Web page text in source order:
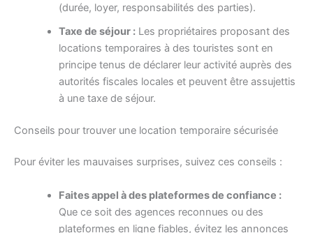
(durée, loyer, responsabilités des parties).
Taxe de séjour :Les propriétaires proposant des
locations temporaires à des touristes sont en
principe tenus de déclarer leur activité auprès des
autorités fiscales locales et peuvent être assujettis
à une taxe de séjour.
Conseils pour trouver une location temporaire sécurisée
Pour éviter les mauvaises surprises, suivez ces conseils :
Faites appel à des plateformes de confiance :
Que ce soit des agences reconnues ou des
plateformes en ligne fiables, évitez les annonces